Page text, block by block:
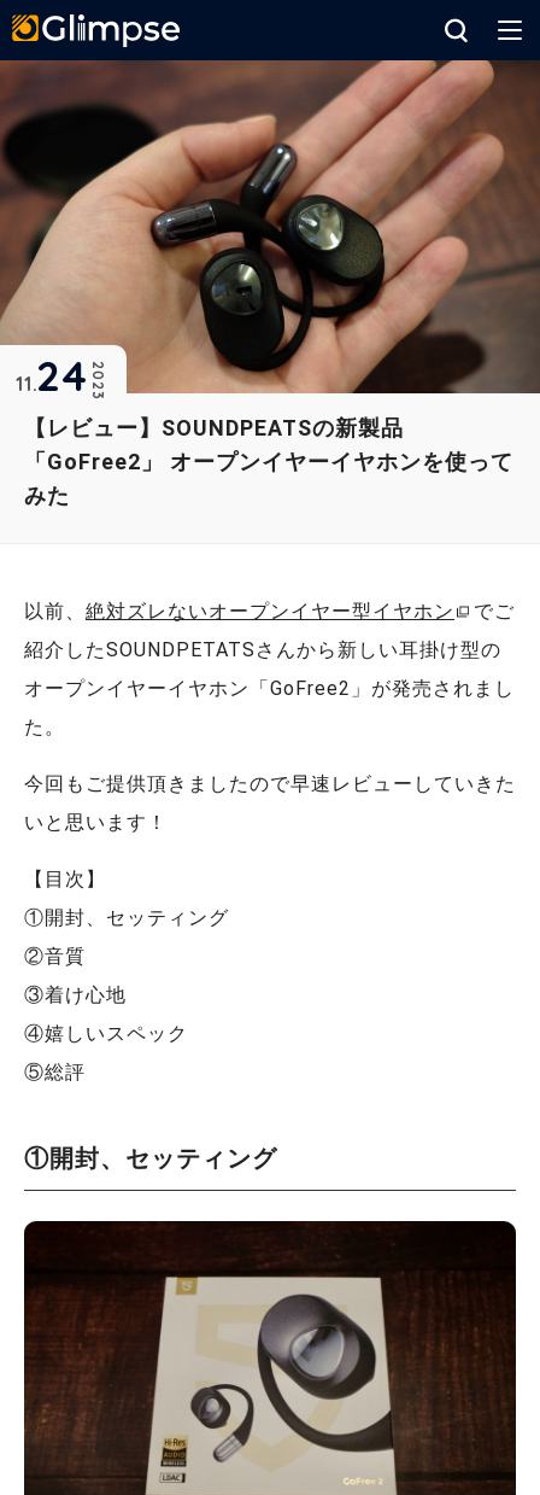
【レビュー】SOUNDPEATSの新製品
「GoFree2」 オープンイヤーイヤホンを使って
みた
2023
11 24
以前、 絶対ズレないオープンイヤー型イヤホン
でご
紹介したSOUNDPETATSさんから新しい耳掛け型の
オープンイヤーイヤホン「GoFree2」が発売されまし
た。
今回もご提供頂きましたので早速レビューしていきた
いと思います！
【目次】
①開封、セッティング
②音質
③着け心地
④嬉しいスペック
⑤総評
①開封、セッティング